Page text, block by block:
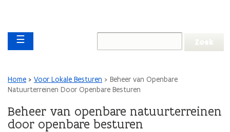
gaan
Main navigation
☰
Kruimelpad
Home Voor Lokale Besturen
Beheer van Openbare
Natuurterreinen Door Openbare Besturen
Beheer van openbare natuurterreinen
door openbare besturen